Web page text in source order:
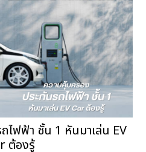
ไฟฟ้า ชั้น 1 หันมาเล่น EV
ต้องรู้